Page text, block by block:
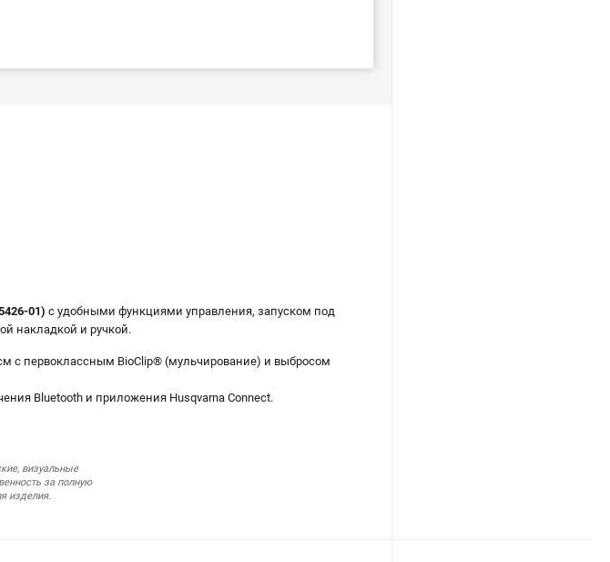
01) с удобными функциями управления, запуском под
накладкой и ручкой.
с первоклассным BioClip® (мульчирование) и выбросом
Bluetooth и приложения Husqvarna Connect.
визуальные
за полную
изделия.